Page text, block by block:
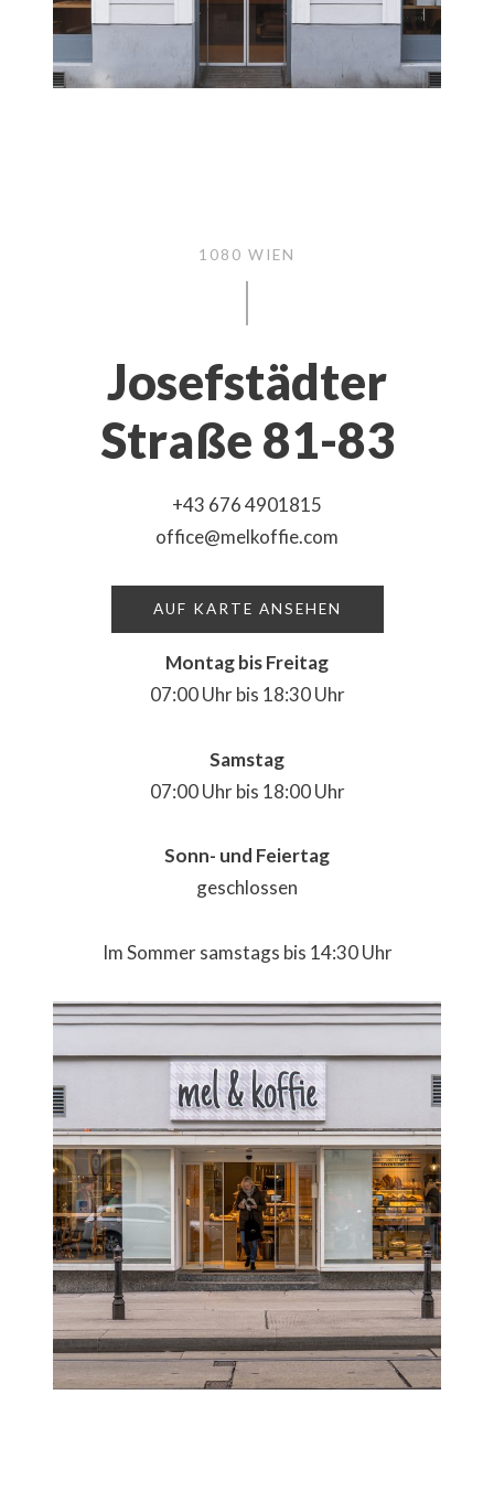
1080 WIEN
Josefstädter
Straße 81-83
+43 676 4901815
office@melkoffie.com
AUF KARTE ANSEHEN
Montag bis Freitag
07:00 Uhr bis 18:30 Uhr
Samstag
07:00 Uhr bis 18:00 Uhr
Sonn- und Feiertag
geschlossen
Im Sommer samstags bis 14:30 Uhr